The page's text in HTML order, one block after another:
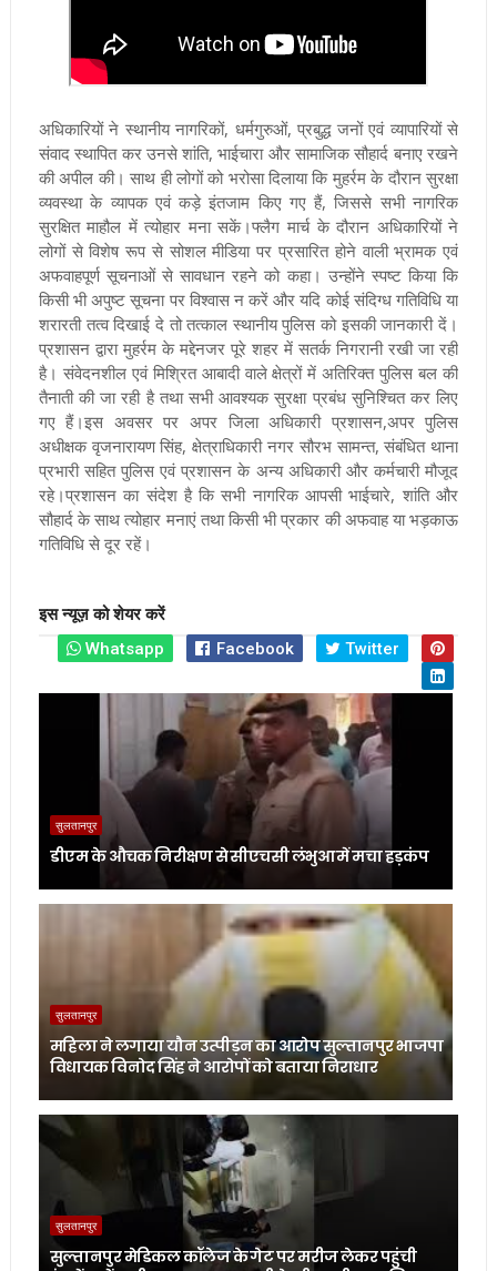
अधिकारियों ने स्थानीय नागरिकों, धर्मगुरुओं, प्रबुद्ध जनों एवं व्यापारियों से
संवाद स्थापित कर उनसे शांति, भाईचारा और सामाजिक सौहार्द बनाए रखने
की अपील की। साथ ही लोगों को भरोसा दिलाया कि मुहर्रम के दौरान सुरक्षा
व्यवस्था के व्यापक एवं कड़े इंतजाम किए गए हैं, जिससे सभी नागरिक
सुरक्षित माहौल में त्योहार मना सकें।फ्लैग मार्च के दौरान अधिकारियों ने
लोगों से विशेष रूप से सोशल मीडिया पर प्रसारित होने वाली भ्रामक एवं
अफवाहपूर्ण सूचनाओं से सावधान रहने को कहा। उन्होंने स्पष्ट किया कि
किसी भी अपुष्ट सूचना पर विश्वास न करें और यदि कोई संदिग्ध गतिविधि या
शरारती तत्व दिखाई दे तो तत्काल स्थानीय पुलिस को इसकी जानकारी दें।
प्रशासन द्वारा मुहर्रम के मद्देनजर पूरे शहर में सतर्क निगरानी रखी जा रही
है। संवेदनशील एवं मिश्रित आबादी वाले क्षेत्रों में अतिरिक्त पुलिस बल की
तैनाती की जा रही है तथा सभी आवश्यक सुरक्षा प्रबंध सुनिश्चित कर लिए
गए हैं।इस अवसर पर अपर जिला अधिकारी प्रशासन,अपर पुलिस
अधीक्षक वृजनारायण सिंह, क्षेत्राधिकारी नगर सौरभ सामन्त, संबंधित थाना
प्रभारी सहित पुलिस एवं प्रशासन के अन्य अधिकारी और कर्मचारी मौजूद
रहे।प्रशासन का संदेश है कि सभी नागरिक आपसी भाईचारे, शांति और
सौहार्द के साथ त्योहार मनाएं तथा किसी भी प्रकार की अफवाह या भड़काऊ
गतिविधि से दूर रहें।
इस न्यूज़ को शेयर करें
Whatsapp
Facebook Twitter
सुलतानपुर
डीएम के औचक निरीक्षण से सीएचसी लंभुआ में मचा हड़कंप
सुलतानपुर
महिला ने लगाया यौन उत्पीड़न का आरोप सुल्तानपुर भाजपा
विधायक विनोद सिंह ने आरोपों को बताया निराधार
सुलतानपुर
सुल्तानपुर मेडिकल कॉलेज के गेट पर मरीज लेकर पहुंची